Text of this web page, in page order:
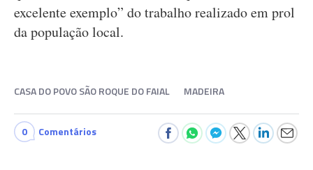
excelente exemplo” do trabalho realizado em prol
da população local.
CASA DO POVO SÃO ROQUE DO FAIAL MADEIRA
0 Comentários